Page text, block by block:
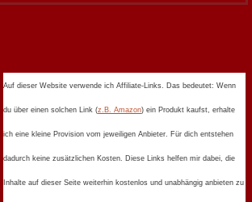
Auf dieser Website verwende ich Affiliate-Links. Das bedeutet: Wenn
du über einen solchen Link (z.B. Amazon) ein Produkt kaufst, erhalte
ich eine kleine Provision vom jeweiligen Anbieter. Für dich entstehen
dadurch keine zusätzlichen Kosten. Diese Links helfen mir dabei, die
Inhalte auf dieser Seite weiterhin kostenlos und unabhängig anbieten zu